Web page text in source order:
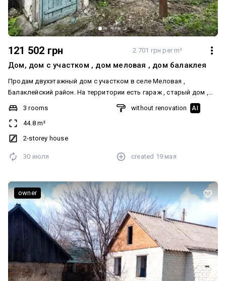
121 502 грн 2 701 грн per m²
Дом, дом с участком , дом меловая , дом балаклея
Продам двухэтажный дом с участком в селе Меловая ,
Балаклейский район. На территории есть гараж , старый дом ,
много фруктовых деревьев. К дому нужно приложить руку!
Площадь участка , где дом + 11 соток Цена 3000$ (возможен
торг) Все вопросы по телефону. Додатково: Санвузол: У дворі.
Система опалення: Індивідуальне газове. Ремонт: Аварійний стан.
підвал, Гараж, Сад, город
3 rooms
44.8 m²
2-storey house
without renovation AI
30 июля created 19 мая
owner